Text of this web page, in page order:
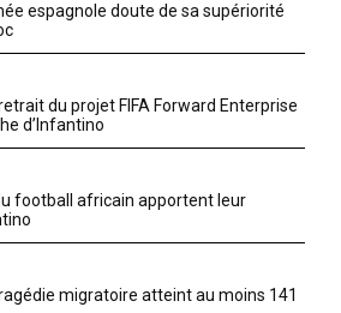
espagnole doute de sa supériorité
du projet FIFA Forward Enterprise
d’Infantino
football africain apportent leur
migratoire atteint au moins 141